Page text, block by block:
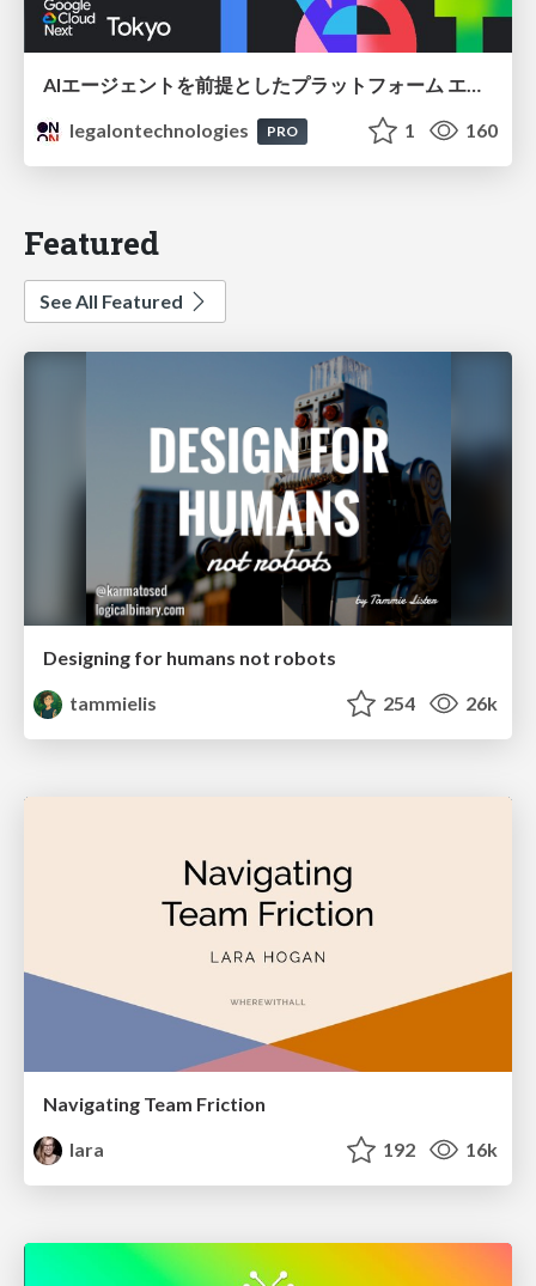
AIエージェントを前提としたプラットフォーム エンジニアリング：GKEで作るAgent-Ready Golden Path
legalontechnologies
PRO 1 160
Featured
See All Featured
Designing for humans not robots
tammielis
254 26k
Navigating Team Friction
lara
192 16k